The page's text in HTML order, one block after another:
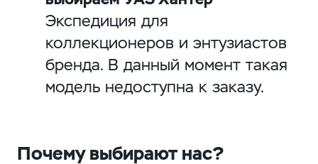
Экспедиция для
коллекционеров и энтузиастов
бренда. В данный момент такая
модель недоступна к заказу.
Почему выбирают нас?